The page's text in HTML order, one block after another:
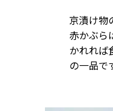
京漬け物
赤かぶら
かれれば
の一品で